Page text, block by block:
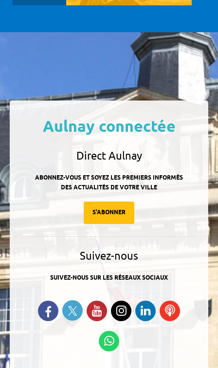
Aulnay connectée
Direct Aulnay
ABONNEZ-VOUS ET SOYEZ LES PREMIERS INFORMÉS
DES ACTUALITÉS DE VOTRE VILLE
S'ABONNER
Suivez-nous
SUIVEZ-NOUS SUR LES RÉSEAUX SOCIAUX
Retrouvez-nous sur Facebook
Suivez-nous sur Twitter
Suivez-nous sur YouTube
Suivez-nous sur
Instagram
Retrouvez-
nous sur
Ecoutez